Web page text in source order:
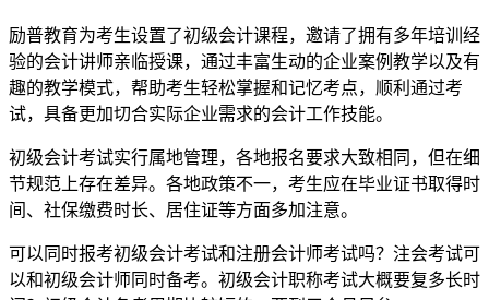
励普教育为考生设置了初级会计课程，邀请了拥有多年培训经
验的会计讲师亲临授课，通过丰富生动的企业案例教学以及有
趣的教学模式，帮助考生轻松掌握和记忆考点，顺利通过考
试，具备更加切合实际企业需求的会计工作技能。
初级会计考试实行属地管理，各地报名要求大致相同，但在细
节规范上存在差异。各地政策不一，考生应在毕业证书取得时
间、社保缴费时长、居住证等方面多加注意。
可以同时报考初级会计考试和注册会计师考试吗？注会考试可
以和初级会计师同时备考。初级会计职称考试大概要复多长时